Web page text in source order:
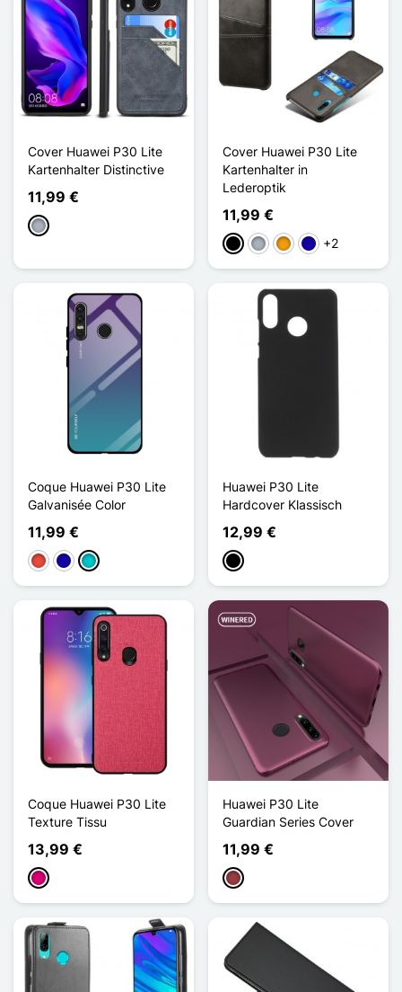
Cover Huawei P30 Lite
Kartenhalter Distinctive
11,99 €
Grau
Cover Huawei P30 Lite
Kartenhalter in
Lederoptik
11,99 €
Schwarz
GrauOrangeDunkelblau
+2
Coque Huawei P30 Lite
Galvanisée Color
11,99 €
Rot Dunkelblau
Türkis
Huawei P30 Lite
Hardcover Klassisch
12,99 €
Schwarz
Coque Huawei P30 Lite
Texture Tissu
13,99 €
Magenta
Huawei P30 Lite
Guardian Series Cover
11,99 €
Dunkelrot